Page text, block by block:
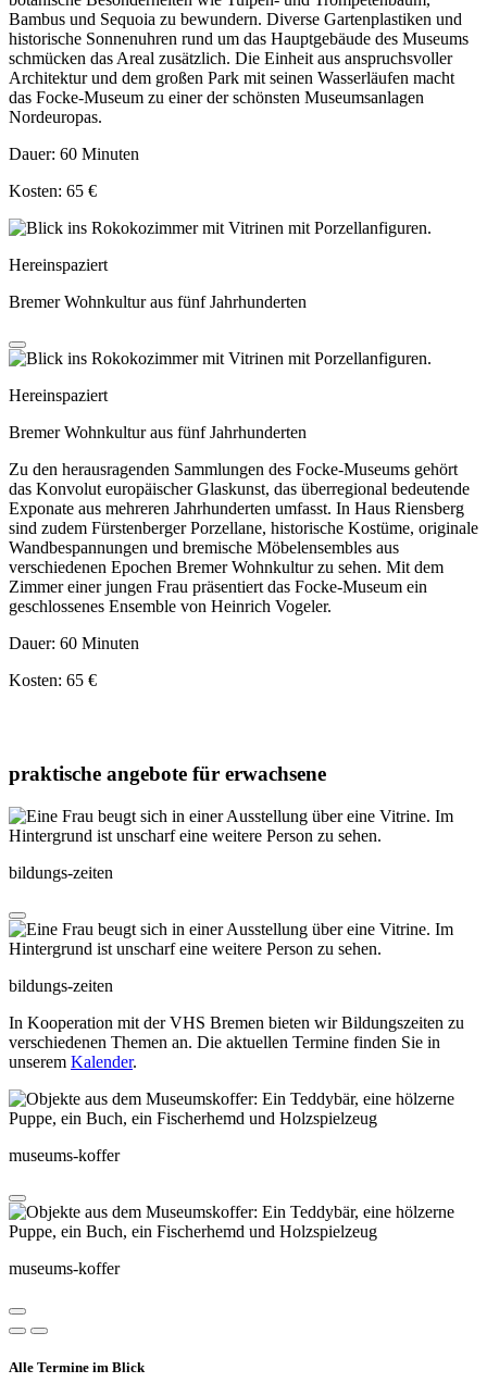
Bambus und Sequoia zu bewundern. Diverse Gartenplastiken und
historische Sonnenuhren rund um das Hauptgebäude des Museums
schmücken das Areal zusätzlich. Die Einheit aus anspruchsvoller
Architektur und dem großen Park mit seinen Wasserläufen macht
das Focke-Museum zu einer der schönsten Museumsanlagen
Nordeuropas.
Dauer: 60 Minuten
Kosten: 65 €
Hereinspaziert
Bremer Wohnkultur aus fünf Jahrhunderten
Hereinspaziert
Bremer Wohnkultur aus fünf Jahrhunderten
Zu den herausragenden Sammlungen des Focke-Museums gehört
das Konvolut europäischer Glaskunst, das überregional bedeutende
Exponate aus mehreren Jahrhunderten umfasst. In Haus Riensberg
sind zudem Fürstenberger Porzellane, historische Kostüme, originale
Wandbespannungen und bremische Möbelensembles aus
verschiedenen Epochen Bremer Wohnkultur zu sehen. Mit dem
Zimmer einer jungen Frau präsentiert das Focke-Museum ein
geschlossenes Ensemble von Heinrich Vogeler.
Dauer: 60 Minuten
Kosten: 65 €
praktische angebote für erwachsene
bildungs-zeiten
bildungs-zeiten
In Kooperation mit der VHS Bremen bieten wir Bildungszeiten zu
verschiedenen Themen an. Die aktuellen Termine finden Sie in
unserem Kalender.
museums-koffer
museums-koffer
Alle Termine im Blick